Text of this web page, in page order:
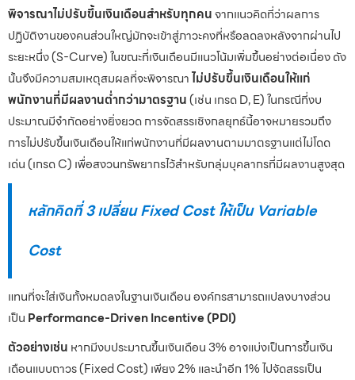
พิจารณาไม่ปรับขึ้นเงินเดือนสำหรับทุกคนจากแนวคิดที่ว่าผลการ
ปฏิบัติงานของคนส่วนใหญ่มักจะเข้าสู่ภาวะคงที่หรือลดลงหลังจากผ่านไป
ระยะหนึ่ง (S-Curve) ในขณะที่เงินเดือนมีแนวโน้มเพิ่มขึ้นอย่างต่อเนื่อง ดัง
นั้นจึงมีความสมเหตุสมผลที่จะพิจารณาไม่ปรับขึ้นเงินเดือนให้แก่
พนักงานที่มีผลงานต่ำกว่ามาตรฐาน(เช่น เกรด D, E) ในกรณีที่งบ
ประมาณมีจำกัดอย่างยิ่งยวด การจัดสรรเชิงกลยุทธ์นี้อาจหมายรวมถึง
การไม่ปรับขึ้นเงินเดือนให้แก่พนักงานที่มีผลงานตามมาตรฐานแต่ไม่โดด
เด่น (เกรด C) เพื่อสงวนทรัพยากรไว้สำหรับกลุ่มบุคลากรที่มีผลงานสูงสุด
หลักคิดที่ 3 เปลี่ยน Fixed Cost ให้เป็น Variable
Cost
แทนที่จะใส่เงินทั้งหมดลงในฐานเงินเดือน องค์กรสามารถแปลงบางส่วน
เป็น Performance-Driven Incentive (PDI)
ตัวอย่างเช่น หากมีงบประมาณขึ้นเงินเดือน 3% อาจแบ่งเป็นการขึ้นเงิน
เดือนแบบถาวร (Fixed Cost) เพียง 2% และนำอีก 1% ไปจัดสรรเป็น